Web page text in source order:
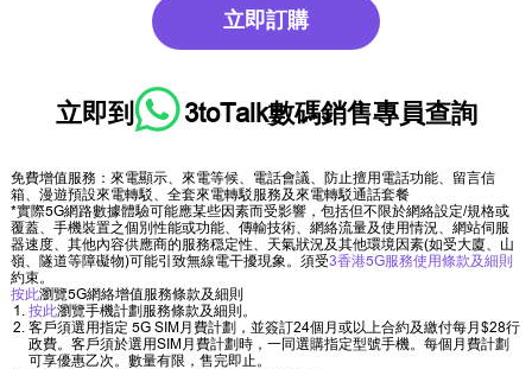
立即訂購
立即到 3toTalk數碼銷售專員查詢
免費增值服務：來電顯示、來電等候、電話會議、防止擅用電話功能、留言信
箱、漫遊預設來電轉駁、全套來電轉駁服務及來電轉駁通話套餐
*實際5G網路數據體驗可能應某些因素而受影響，包括但不限於網絡設定/規格或
覆蓋、手機裝置之個別性能或功能、傳輸技術、網絡流量及使用情況、網站伺服
器速度、其他內容供應商的服務穏定性、天氣狀況及其他環境因素(如受大廈、山
嶺、隧道等障礙物)可能引致無線電干擾現象。須受3香港5G服務使用條款及細則
約束。
按此瀏覽5G網絡增值服務條款及細則
按此瀏覽手機計劃服務條款及細則。
客戶須選用指定 5G SIM月費計劃，並簽訂24個月或以上合約及繳付每月$28行
政費。客戶須於選用SIM月費計劃時，一同選購指定型號手機。每個月費計劃
可享優惠乙次。數量有限，售完即止。